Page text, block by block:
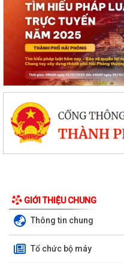
GIỚI THIỆU CHUNG
Thông tin chung
Tổ chức bộ máy